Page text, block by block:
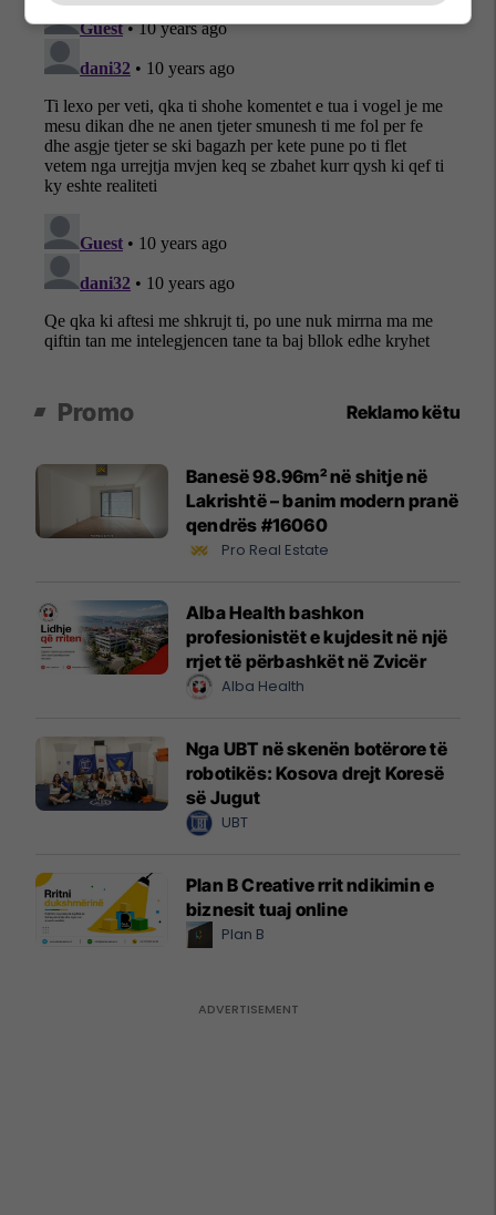
Promo Reklamo këtu
Banesë 98.96m² në shitje në
Lakrishtë – banim modern pranë
qendrës #16060
Pro Real Estate
Alba Health bashkon
profesionistët e kujdesit në një
rrjet të përbashkët në Zvicër
Alba Health
Nga UBT në skenën botërore të
robotikës: Kosova drejt Koresë
së Jugut
UBT
Plan B Creative rrit ndikimin e
biznesit tuaj online
Plan B